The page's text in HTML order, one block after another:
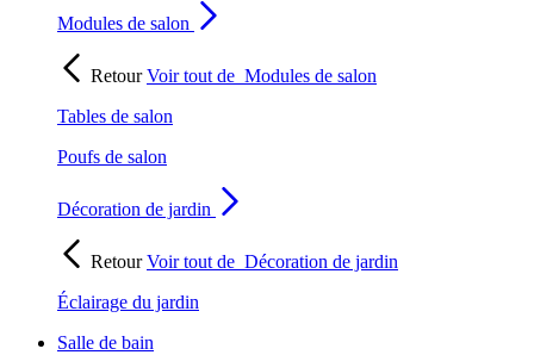
Modules de salon
RetourVoir tout de Modules de salon
Tables de salon
Poufs de salon
Décoration de jardin
RetourVoir tout de Décoration de jardin
Éclairage du jardin
Salle de bain